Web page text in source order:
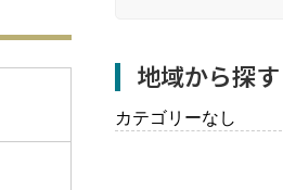
地域から探す
カテゴリーなし